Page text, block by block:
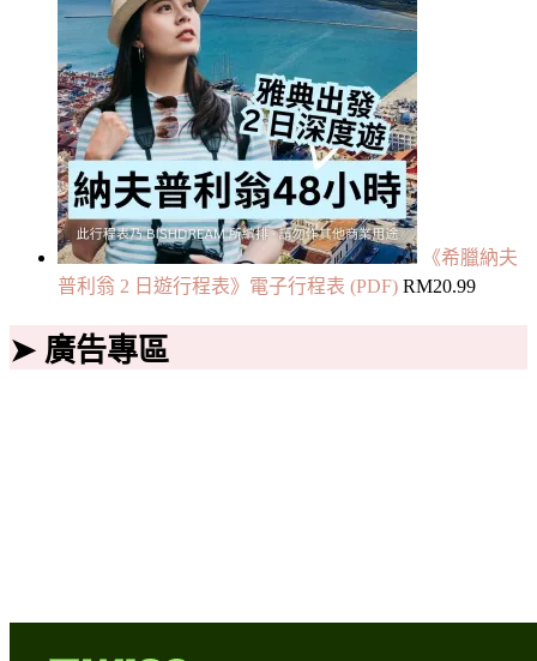
《希臘納夫
普利翁 2 日遊行程表》電子行程表 (PDF) RM20.99
➤ 廣告專區